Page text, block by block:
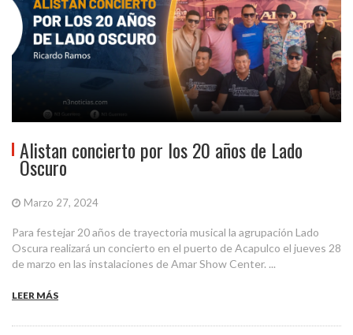
Alistan concierto por los 20 años de Lado
Oscuro
Marzo 27, 2024
Para festejar 20 años de trayectoria musical la agrupación Lado
Oscura realizará un concierto en el puerto de Acapulco el jueves 28
de marzo en las instalaciones de Amar Show Center. ...
LEER MÁS